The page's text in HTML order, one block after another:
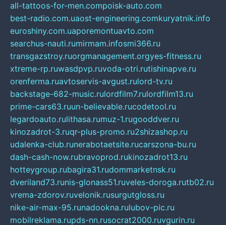
all-tattoos-for-men.compoisk-auto.com
best-radio.com.uaost-engineering.comkuryatnik.info
euroshiny.com.uaporemontuavto.com
searchus-nauti.rumirmam.infosmi366.ru
transgazstroy.ruorgmanagement.orgyes-fitness.ru
xtreme-rp.ruwasdpvp.ruvoda-otri.rutishinapve.ru
orenferma.ruavtoservis-avgust.rulord-tv.ru
backstage-682-music.rulordfilm7.rulordfilm13.ru
prime-cars63.ruun-believable.rucodetool.ru
legardoauto.rulithasa.rumuz-1.rugooddver.ru
kinozadrot-3.ruqr-plus-promo.ru2shizashop.ru
udalenka-club.runerabotaetsite.rucarszona-bu.ru
dash-cash-now.rubravoprod.rukinozadrot13.ru
hotteygroup.rubagira31.rudommarketnsk.ru
dveriland73.runis-glonass51.ruveles-doroga.rutb02.ru
vrema-zdorov.ruvelonik.rusurgutgloss.ru
nike-air-max-95.runadookna.rulubov-pic.ru
mobilreklama.rupds-nn.rusocrat2000.ruvgurin.ru